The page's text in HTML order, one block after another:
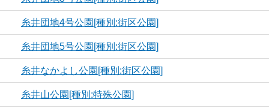
糸井団地4号公園[種別:街区公園]
糸井団地5号公園[種別:街区公園]
糸井なかよし公園[種別:街区公園]
糸井山公園[種別:特殊公園]